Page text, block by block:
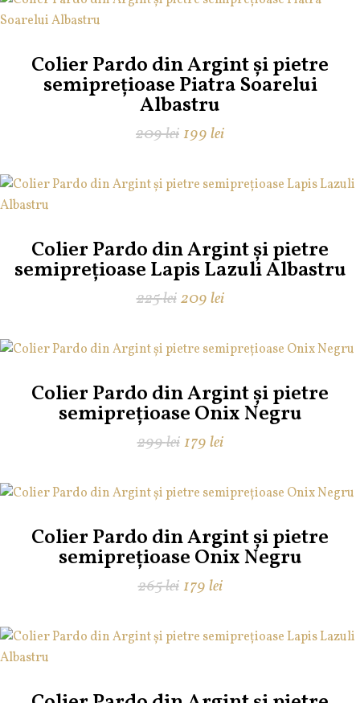
Colier Pardo din Argint și pietre
semiprețioase Piatra Soarelui
Albastru
209lei Prețul
inițial
fost:
209 lei.
199leiPrețul
199 lei.
Colier Pardo din Argint și pietre
semiprețioase Lapis Lazuli Albastru
225lei Prețul
inițial
fost:
225 lei.
209leiPrețul
209 lei.
Colier Pardo din Argint și pietre
semiprețioase Onix Negru
299lei Prețul
inițial
fost:
299 lei.
179leiPrețul
179 lei.
Colier Pardo din Argint și pietre
semiprețioase Onix Negru
265lei Prețul
inițial
fost:
265 lei.
179leiPrețul
179 lei.